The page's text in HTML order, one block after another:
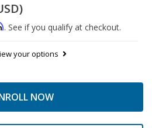
. See if you qualify at checkout.
your options
NOW